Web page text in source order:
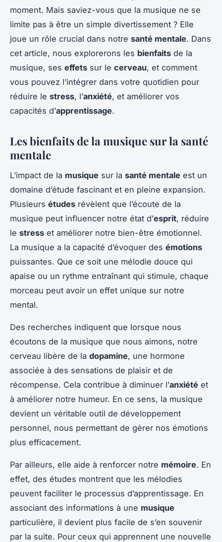
moment. Mais saviez-vous que la musique ne se
limite pas à être un simple divertissement ? Elle
joue un rôle crucial dans notre santé mentale. Dans
cet article, nous explorerons les bienfaits de la
musique, ses effets sur le cerveau, et comment
vous pouvez l’intégrer dans votre quotidien pour
réduire le stress, l’anxiété, et améliorer vos
capacités d’apprentissage.
Les bienfaits de la musique sur la santé
mentale
L’impact de la musique sur la santé mentale est un
domaine d’étude fascinant et en pleine expansion.
Plusieurs études révèlent que l’écoute de la
musique peut influencer notre état d’esprit, réduire
le stress et améliorer notre bien-être émotionnel.
La musique a la capacité d’évoquer des émotions
puissantes. Que ce soit une mélodie douce qui
apaise ou un rythme entraînant qui stimule, chaque
morceau peut avoir un effet unique sur notre
mental.
Des recherches indiquent que lorsque nous
écoutons de la musique que nous aimons, notre
cerveau libère de la dopamine, une hormone
associée à des sensations de plaisir et de
récompense. Cela contribue à diminuer l’anxiété et
à améliorer notre humeur. En ce sens, la musique
devient un véritable outil de développement
personnel, nous permettant de gérer nos émotions
plus efficacement.
Par ailleurs, elle aide à renforcer notre mémoire. En
effet, des études montrent que les mélodies
peuvent faciliter le processus d’apprentissage. En
associant des informations à une musique
particulière, il devient plus facile de s’en souvenir
par la suite. Pour ceux qui apprennent une nouvelle